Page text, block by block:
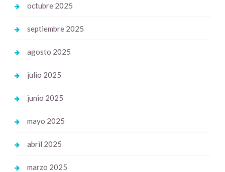
octubre 2025
septiembre 2025
agosto 2025
julio 2025
junio 2025
mayo 2025
abril 2025
marzo 2025